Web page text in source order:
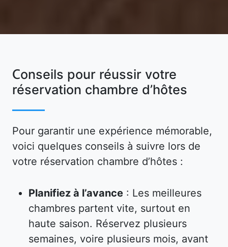
Conseils pour réussir votre
réservation chambre d’hôtes
Pour garantir une expérience mémorable,
voici quelques conseils à suivre lors de
votre réservation chambre d’hôtes :
Planifiez à l’avance : Les meilleures
chambres partent vite, surtout en
haute saison. Réservez plusieurs
semaines, voire plusieurs mois, avant